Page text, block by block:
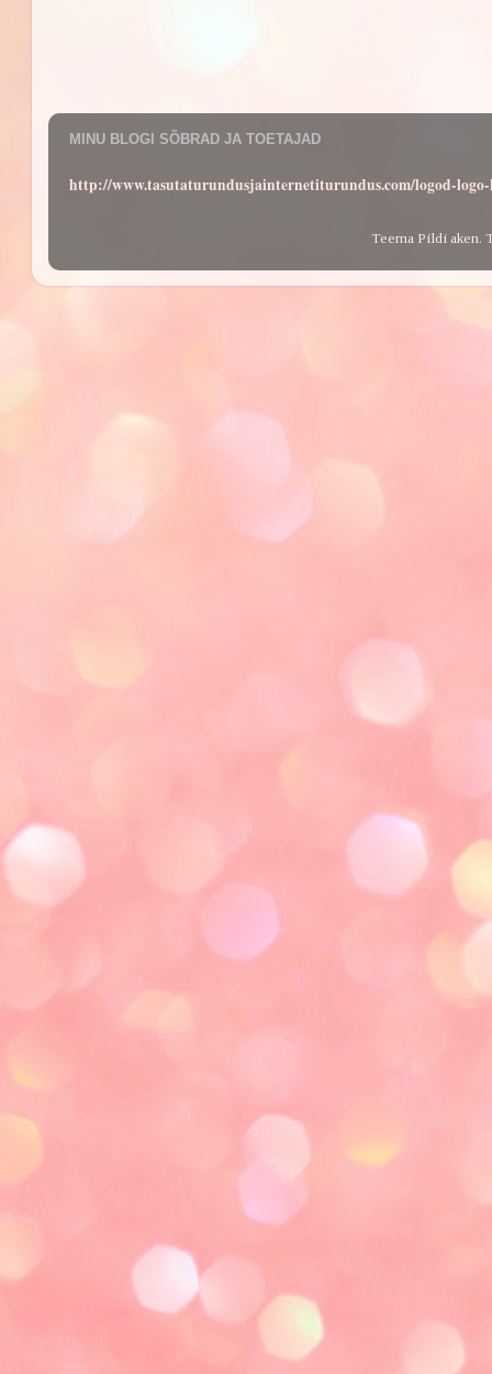
MINU BLOGI SÕBRAD JA TOETAJAD
http://www.tasutaturundusjainternetiturundus.com/logod-
Teema Pildi aken.